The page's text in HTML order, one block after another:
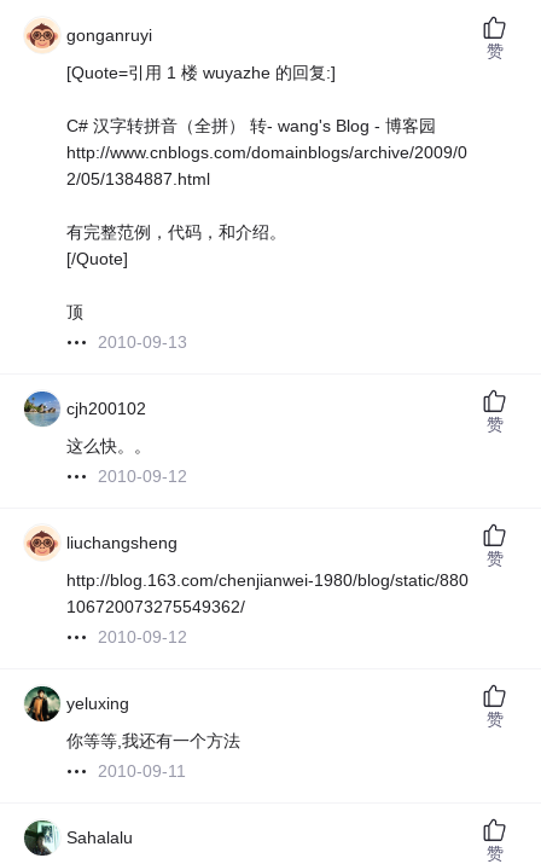
gonganruyi
[Quote=引用 1 楼 wuyazhe 的回复:]
C# 汉字转拼音（全拼） 转- wang's Blog - 博客园
http://www.cnblogs.com/domainblogs/archive/2009/0
2/05/1384887.html
有完整范例，代码，和介绍。
[/Quote]
顶
2010-09-13
赞
cjh200102
这么快。。
2010-09-12
赞
liuchangsheng
http://blog.163.com/chenjianwei-1980/blog/static/880
106720073275549362/
2010-09-12
赞
yeluxing
你等等,我还有一个方法
2010-09-11
赞
Sahalalu
赞